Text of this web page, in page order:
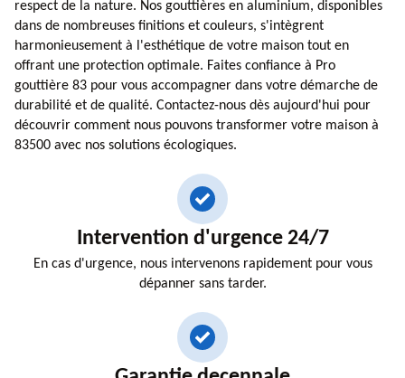
respect de la nature. Nos gouttières en aluminium, disponibles
dans de nombreuses finitions et couleurs, s'intègrent
harmonieusement à l'esthétique de votre maison tout en
offrant une protection optimale. Faites confiance à Pro
gouttière 83 pour vous accompagner dans votre démarche de
durabilité et de qualité. Contactez-nous dès aujourd'hui pour
découvrir comment nous pouvons transformer votre maison à
83500 avec nos solutions écologiques.
Intervention d'urgence 24/7
En cas d'urgence, nous intervenons rapidement pour vous
dépanner sans tarder.